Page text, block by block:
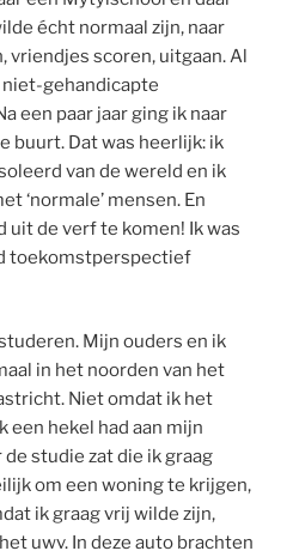
écht normaal zijn, naar
vriendjes scoren, uitgaan. Al
gehandicapte
een paar jaar ging ik naar
buurt. Dat was heerlijk: ik
van de wereld en ik
‘normale’ mensen. En
uit de verf te komen! Ik was
toekomstperspectief
Mijn ouders en ik
in het noorden van het
Niet omdat ik het
hekel had aan mijn
studie zat die ik graag
om een woning te krijgen,
ik graag vrij wilde zijn,
uwv. In deze auto brachten